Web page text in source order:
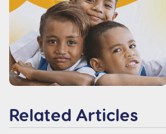
Related Articles